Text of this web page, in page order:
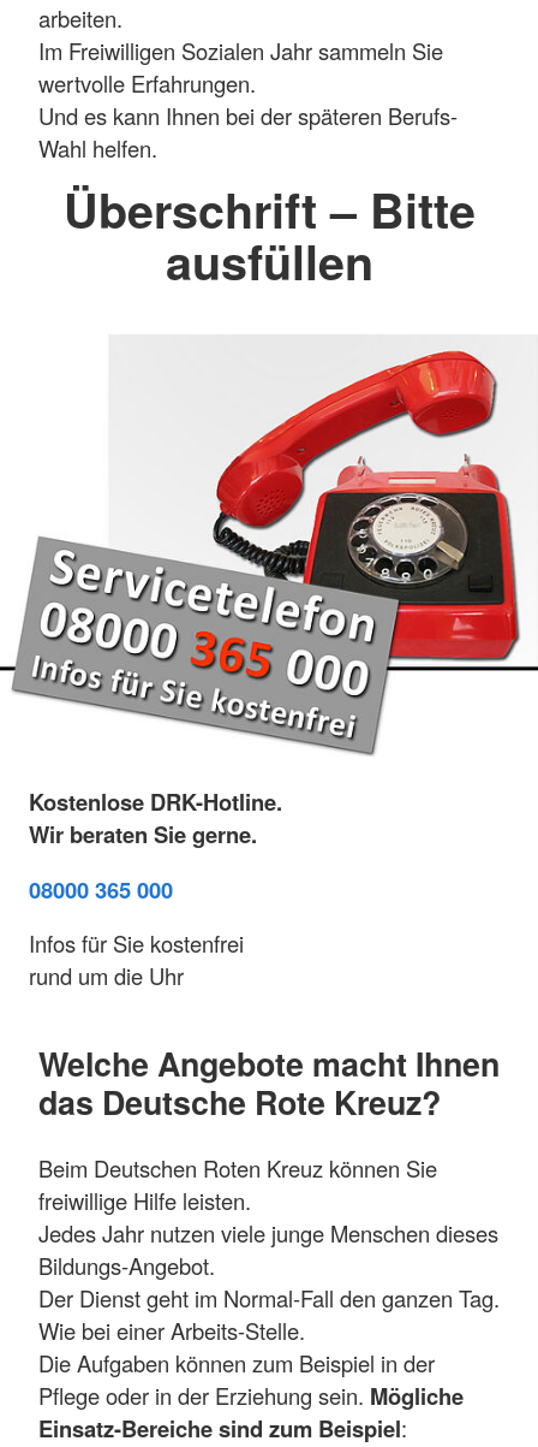
arbeiten.
Im Freiwilligen Sozialen Jahr sammeln Sie
wertvolle Erfahrungen.
Und es kann Ihnen bei der späteren Berufs-
Wahl helfen.
Überschrift – Bitte
ausfüllen
Kostenlose DRK-Hotline.
Wir beraten Sie gerne.
08000 365 000
Infos für Sie kostenfrei
rund um die Uhr
Welche Angebote macht Ihnen
das Deutsche Rote Kreuz?
Beim Deutschen Roten Kreuz können Sie
freiwillige Hilfe leisten.
Jedes Jahr nutzen viele junge Menschen dieses
Bildungs-Angebot.
Der Dienst geht im Normal-Fall den ganzen Tag.
Wie bei einer Arbeits-Stelle.
Die Aufgaben können zum Beispiel in der
Pflege oder in der Erziehung sein. Mögliche
Einsatz-Bereiche sind zum Beispiel: